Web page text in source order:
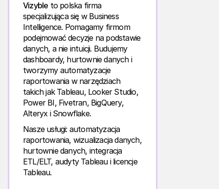
Vizyble to polska firma
specjalizująca się w Business
Intelligence. Pomagamy firmom
podejmować decyzje na podstawie
danych, a nie intuicji. Budujemy
dashboardy, hurtownie danych i
tworzymy automatyzacje
raportowania w narzędziach
takich jak Tableau, Looker Studio,
Power BI, Fivetran, BigQuery,
Alteryx i Snowflake.
Nasze usługi: automatyzacja
raportowania, wizualizacja danych,
hurtownie danych, integracja
ETL/ELT, audyty Tableau i licencje
Tableau.